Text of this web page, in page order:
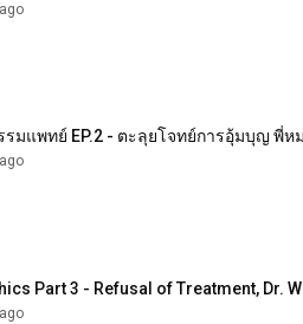
รมแพทย์ EP.2 - ตะลุยโจทย์การอุ้มบุญ พี่ห
Part 3 - Refusal of Treatment, Dr.